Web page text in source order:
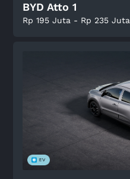
BYD Atto 1
Rp 195 Juta - Rp 235 Juta